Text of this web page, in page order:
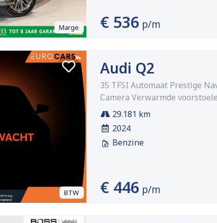
Marge € 536 p/m
BTW
Audi Q2
35 TFSI Automaat Prestige
Camera Verwarmde
29.181 km
2024
Benzine
€ 446 p/m